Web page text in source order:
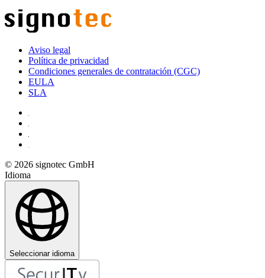
Aviso legal
Política de privacidad
Condiciones generales de contratación (CGC)
EULA
SLA
© 2026 signotec GmbH
Idioma
Seleccionar idioma